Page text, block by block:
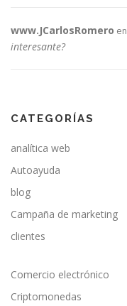
www.JCarlosRomero en
interesante?
CATEGORÍAS
analítica web
Autoayuda
blog
Campaña de marketing
clientes
Comercio electrónico
Criptomonedas